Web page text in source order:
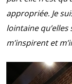
appropriée. Je
lointaine qu’elles
m’inspirent et